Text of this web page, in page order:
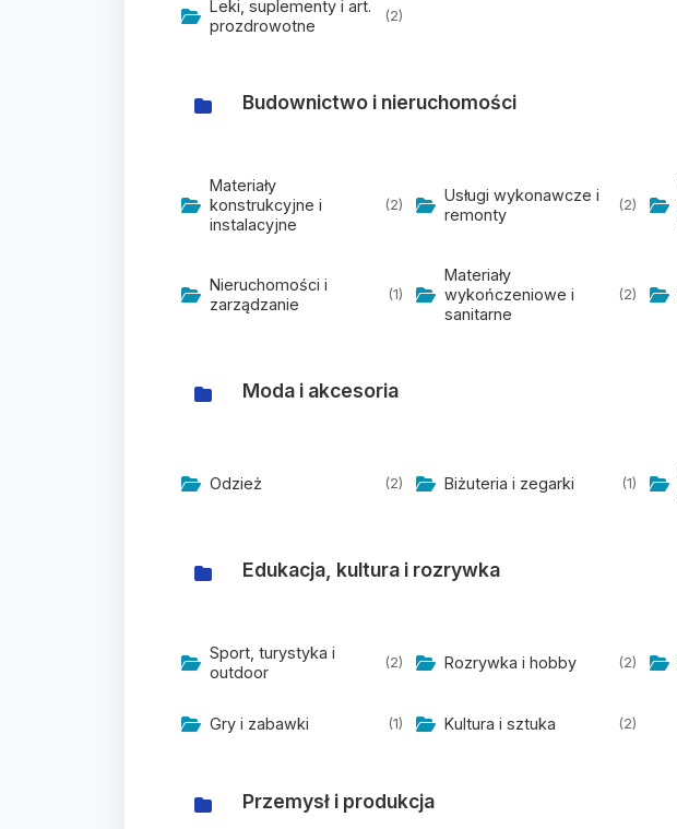
Leki, suplementy i art.
prozdrowotne
(2)
Budownictwo i nieruchomości
Materiały
konstrukcyjne i
instalacyjne
(2)
Usługi wykonawcze i
remonty
(2)
Nieruchomości i
zarządzanie
(1)
Materiały
wykończeniowe i
sanitarne
(2)
Moda i akcesoria
Odzież (2) Biżuteria i zegarki (1)
Edukacja, kultura i rozrywka
Sport, turystyka i
outdoor
(2) Rozrywka i hobby (2)
Gry i zabawki (1) Kultura i sztuka (2)
Przemysł i produkcja